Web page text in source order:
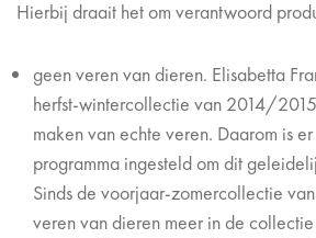
Hierbij draait het om verantwoord
geen veren van dieren. Elisabetta
herfst-wintercollectie van 2014/
maken van echte veren. Daarom is
programma ingesteld om dit
Sinds de voorjaar-zomercollectie
veren van dieren meer in de